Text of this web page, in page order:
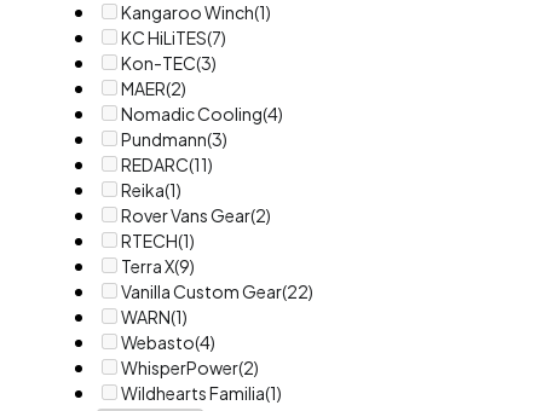
Kangaroo Winch(1)
KC HiLiTES(7)
Kon-TEC(3)
MAER(2)
Nomadic Cooling(4)
Pundmann(3)
REDARC(11)
Reika(1)
Rover Vans Gear(2)
RTECH(1)
Terra X(9)
Vanilla Custom Gear(22)
WARN(1)
Webasto(4)
WhisperPower(2)
Wildhearts Familia(1)